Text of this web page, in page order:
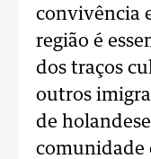
convivência
região é
dos traços
outros
de
comunidade